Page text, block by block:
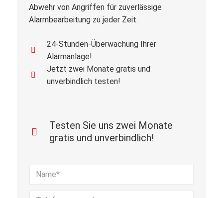
Abwehr von Angriffen für zuverlässige
Alarmbearbeitung zu jeder Zeit.
24-Stunden-Überwachung Ihrer
Alarmanlage!
Jetzt zwei Monate gratis und
unverbindlich testen!
Testen Sie uns zwei Monate
gratis und unverbindlich!